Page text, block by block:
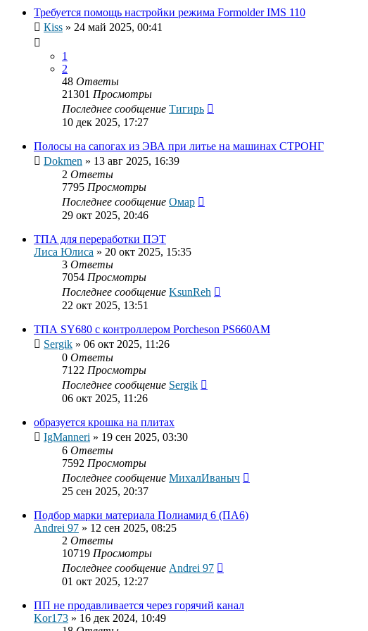
Требуется помощь настройки режима Formolder IMS 110
Кiss » 24 май 2025, 00:41
1
2
48 Ответы
21301 Просмотры
Последнее сообщение Тигирь
10 дек 2025, 17:27
Полосы на сапогах из ЭВА при литье на машинах СТРОНГ
Dokmen » 13 авг 2025, 16:39
2 Ответы
7795 Просмотры
Последнее сообщение Омар
29 окт 2025, 20:46
ТПА для переработки ПЭТ
Лиса Юлиса » 20 окт 2025, 15:35
3 Ответы
7054 Просмотры
Последнее сообщение KsunReh
22 окт 2025, 13:51
ТПА SY680 с контроллером Porcheson PS660AM
Sergik » 06 окт 2025, 11:26
0 Ответы
7122 Просмотры
Последнее сообщение Sergik
06 окт 2025, 11:26
образуется крошка на плитах
IgManneri » 19 сен 2025, 03:30
6 Ответы
7592 Просмотры
Последнее сообщение МихалИваныч
25 сен 2025, 20:37
Подбор марки материала Полиамид 6 (ПА6)
Andrei 97 » 12 сен 2025, 08:25
2 Ответы
10719 Просмотры
Последнее сообщение Andrei 97
01 окт 2025, 12:27
ПП не продавливается через горячий канал
Kor173 » 16 дек 2024, 10:49